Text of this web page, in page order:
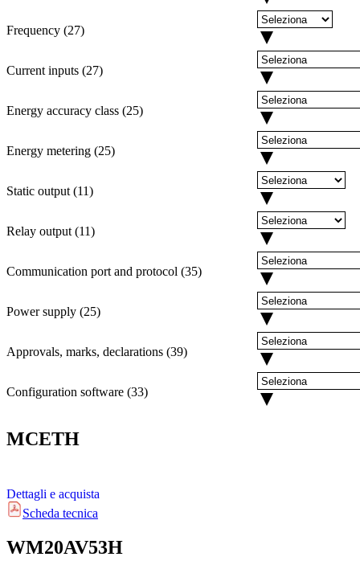
Frequency (27)
Current inputs (27)
Energy accuracy class (25)
Energy metering (25)
Static output(11)
Relay output(11)
Communication port and protocol (35)
Power supply (25)
Approvals, marks, declarations (39)
Configuration software (33)
MCETH
Dettagli e acquista
Scheda tecnica
WM20AV53H